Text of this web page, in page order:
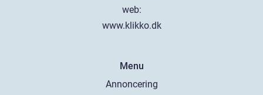
web:
www.klikko.dk
Menu
Annoncering